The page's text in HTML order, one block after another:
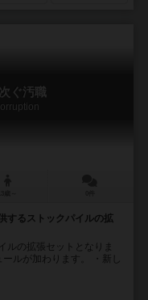
ぐ汚職
するストックパイルの拡
ルの拡張セットとなりま
ルが加わります。 ・新し